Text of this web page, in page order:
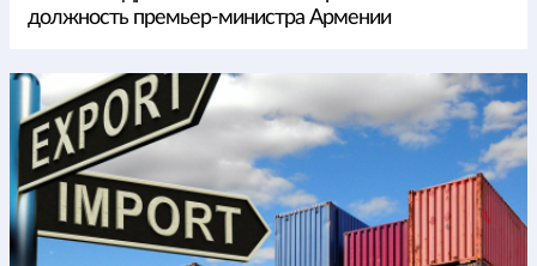
должность премьер-министра Армении